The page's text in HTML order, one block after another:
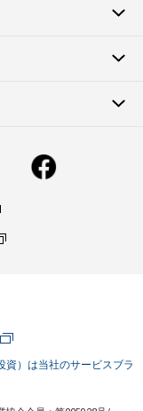
資）は当社のサービスブラ